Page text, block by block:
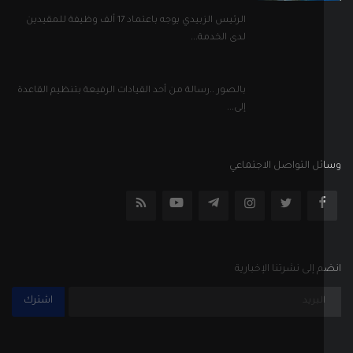
الرئيس الزبيدي يوجه باعتماد 17 ألف وظيفة للمقيدين
لدى الخدمة...
بالصور ..رسالة من أحد القيادات الرفيعة بتنظيم القاعدة
التواصل الاجتماعي
إلى نشرتنا الإخبارية